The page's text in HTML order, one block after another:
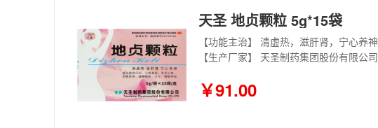
天圣 地贞颗粒 5g*15袋
【生产厂家】 天圣制药集团股份有限公司
￥91.00